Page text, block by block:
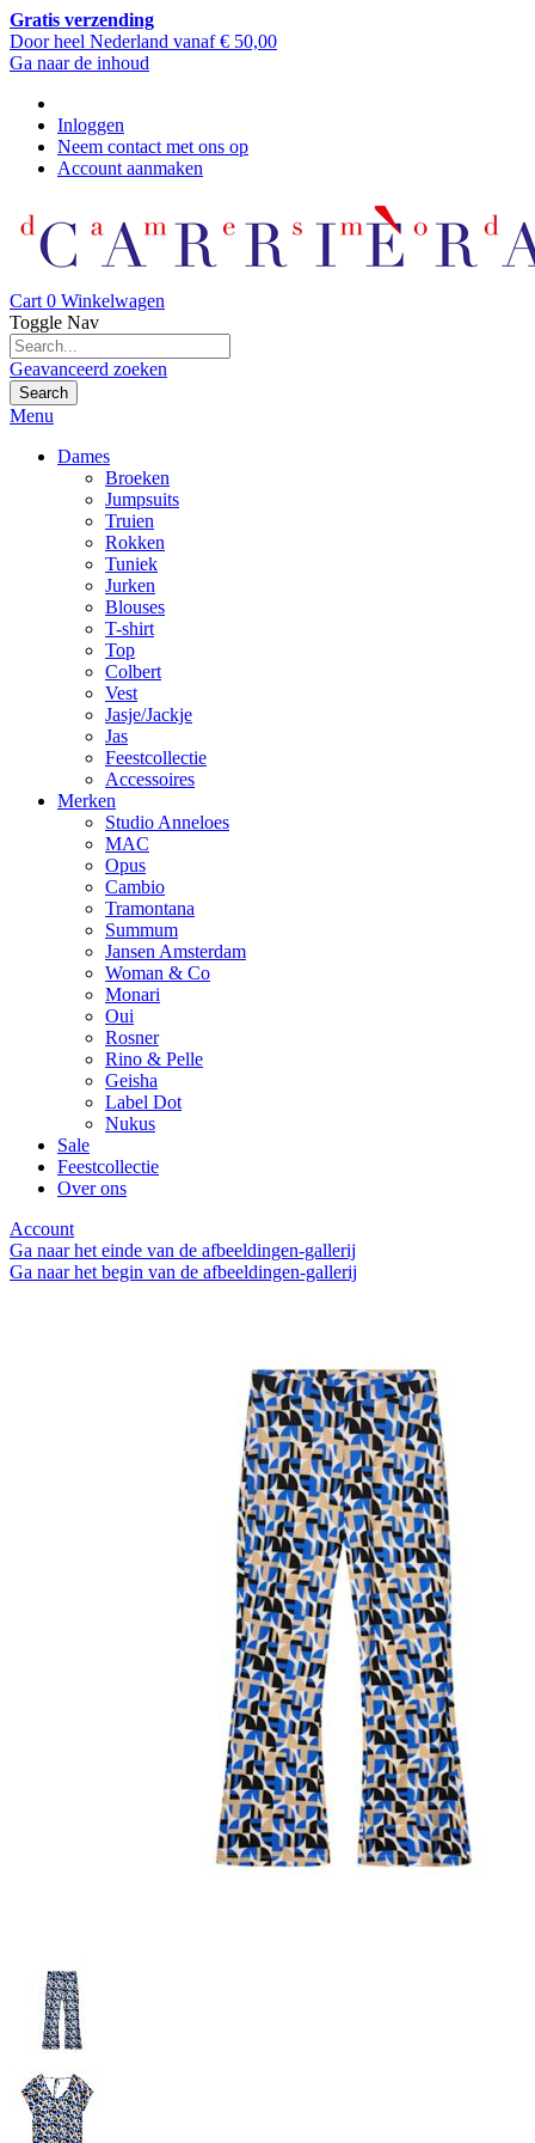
Gratis verzending
Door heel Nederland vanaf € 50,00
Ga naar de inhoud
Inloggen
Neem contact met ons op
Account aanmaken
Cart 0 Winkelwagen
Toggle Nav
Geavanceerd zoeken
Search
Menu
Dames
Broeken
Jumpsuits
Truien
Rokken
Tuniek
Jurken
Blouses
T-shirt
Top
Colbert
Vest
Jasje/Jackje
Jas
Feestcollectie
Accessoires
Merken
Studio Anneloes
MAC
Opus
Cambio
Tramontana
Summum
Jansen Amsterdam
Woman & Co
Monari
Oui
Rosner
Rino & Pelle
Geisha
Label Dot
Nukus
Sale
Feestcollectie
Over ons
Account
Ga naar het einde van de afbeeldingen-gallerij
Ga naar het begin van de afbeeldingen-gallerij